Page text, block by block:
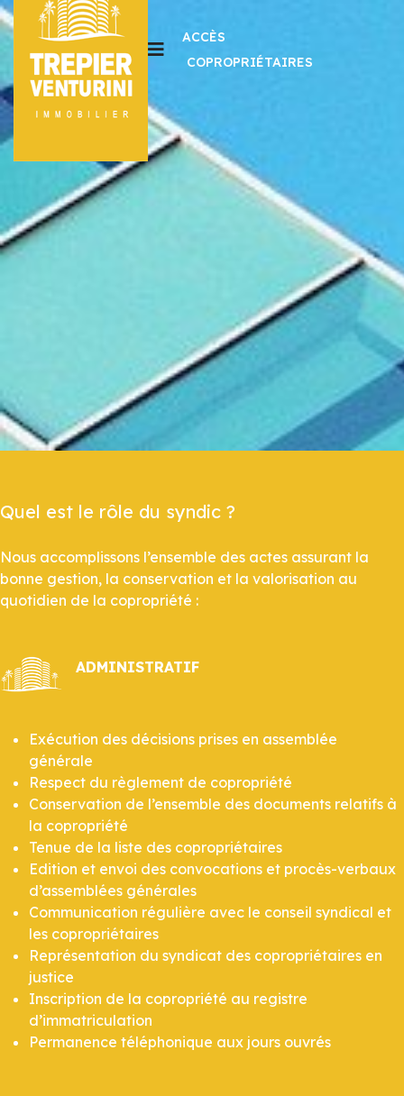
ACCÈS
COPROPRIÉTAIRES
Quel est le rôle du syndic ?
Nous accomplissons l’ensemble des actes assurant la
bonne gestion, la conservation et la valorisation au
quotidien de la copropriété :
ADMINISTRATIF
Exécution des décisions prises en assemblée
générale
Respect du règlement de copropriété
Conservation de l’ensemble des documents relatifs à
la copropriété
Tenue de la liste des copropriétaires
Edition et envoi des convocations et procès-verbaux
d’assemblées générales
Communication régulière avec le conseil syndical et
les copropriétaires
Représentation du syndicat des copropriétaires en
justice
Inscription de la copropriété au registre
d’immatriculation
Permanence téléphonique aux jours ouvrés